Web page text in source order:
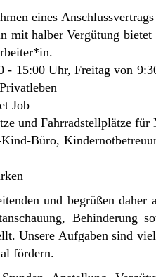
eines
mit halber Vergütung
15:00 Uhr, Freitag von
Job
und Fahrradstellplätze für
Büro,
und begrüßen daher
Behinderung
Unsere Aufgaben sind
fördern.